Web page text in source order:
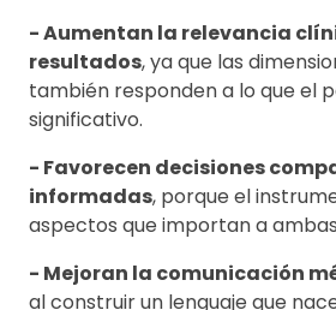
- Aumentan la relevancia
resultados, ya que las
también responden a lo que el
significativo.
- Favorecen decisiones
informadas, porque el
aspectos que importan a
- Mejoran la comunicación
al construir un lenguaje que